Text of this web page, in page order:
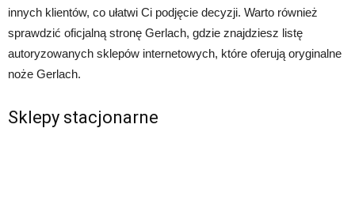
innych klientów, co ułatwi Ci podjęcie decyzji. Warto również
sprawdzić oficjalną stronę Gerlach, gdzie znajdziesz listę
autoryzowanych sklepów internetowych, które oferują oryginalne
noże Gerlach.
Sklepy stacjonarne